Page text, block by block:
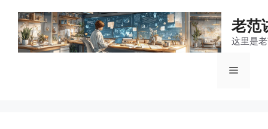
老范
这里是
菜